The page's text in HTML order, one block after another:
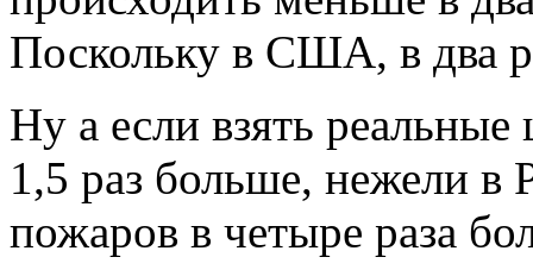
Поскольку в США, в два
Ну а если взять
1,5 раз больше, нежели в
пожаров в четыре раза